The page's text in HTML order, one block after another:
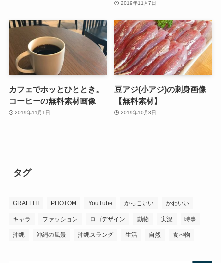
2019年11月7日
カフェでホッとひととき。
コーヒーの無料素材画像
2019年11月1日
豆アジ(小アジ)の刺身画像
【無料素材】
2019年10月3日
タグ
GRAFFITI PHOTOM YouTube かっこいい かわいい
キャラ ファッション ロゴデザイン 動物 実況 時事
沖縄 沖縄の風景 沖縄スラング 生活 自然 食べ物